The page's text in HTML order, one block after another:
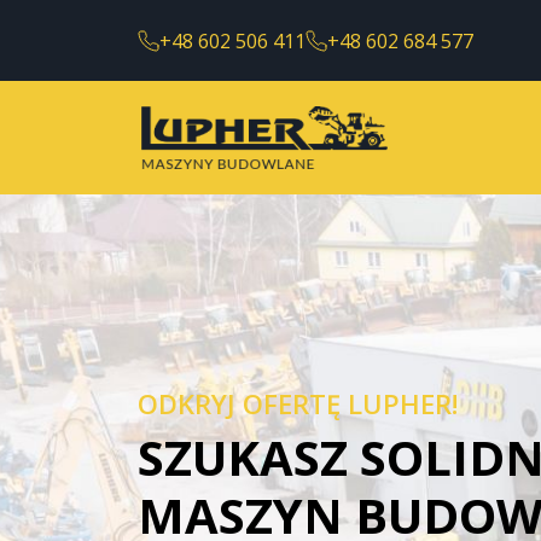
+48 602 506 411 +48 602 684 577
ODKRYJ OFERTĘ LUPHER!
SZUKASZ
MASZYN